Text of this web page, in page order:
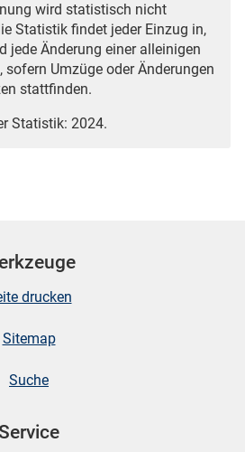
wird statistisch nicht
Statistik findet jeder Einzug in,
jede Änderung einer alleinigen
Umzüge oder Änderungen
stattfinden.
Statistik: 2024.
drucken
Sitemap
Suche
Service